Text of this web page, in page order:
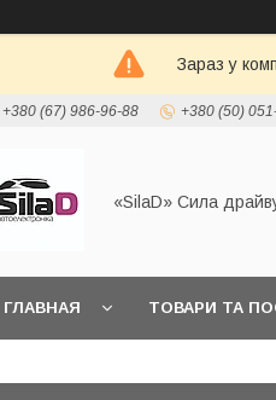
Зараз у
+380 (67) 986-96-88 +380 (50)
«SilaD» Сила
ГЛАВНАЯ ТОВАРИ ТА